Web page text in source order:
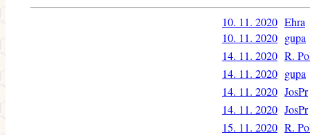
10. 11. 2020 Ehra
10. 11. 2020 gupa
14. 11. 2020 R.
14. 11. 2020 gupa
14. 11. 2020 JosPr
14. 11. 2020 JosPr
15. 11. 2020 R.